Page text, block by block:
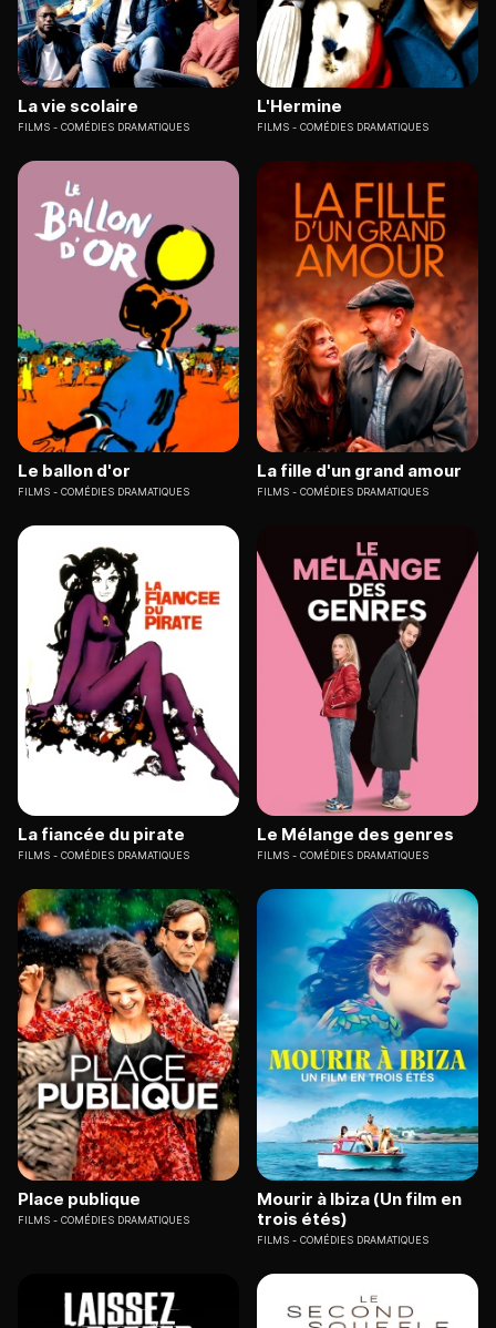
La vie scolaire
FILMS COMÉDIES DRAMATIQUES
L'Hermine
FILMS COMÉDIES DRAMATIQUES
Le ballon d'or
FILMS COMÉDIES DRAMATIQUES
La fille d'un grand amour
FILMS COMÉDIES DRAMATIQUES
La fiancée du pirate
FILMS COMÉDIES DRAMATIQUES
Le Mélange des genres
FILMS COMÉDIES DRAMATIQUES
Place publique
FILMS COMÉDIES DRAMATIQUES
Mourir à Ibiza (Un film en
trois étés)
FILMS COMÉDIES DRAMATIQUES